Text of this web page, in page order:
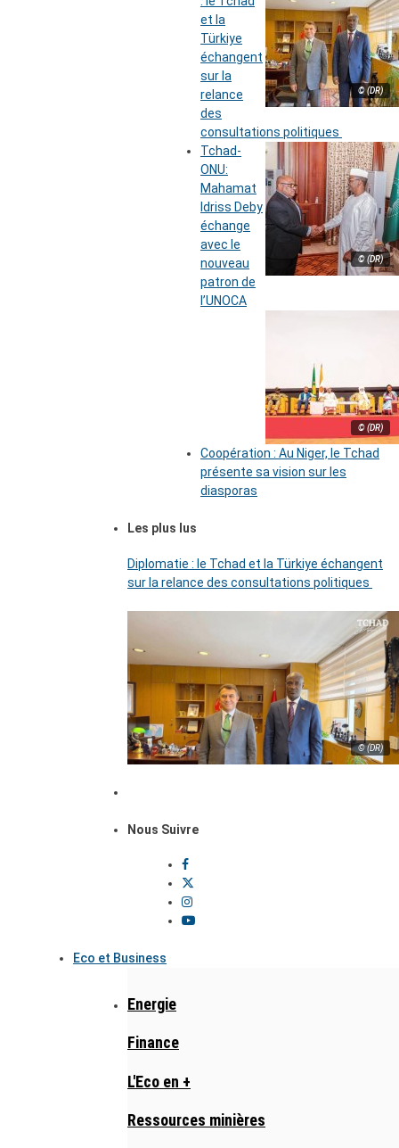
© (DR)
et la
Türkiye
échangent
sur la
relance
des
consultations politiques
© (DR)
Tchad-
ONU:
Mahamat
Idriss Deby
échange
avec le
nouveau
patron de
l’UNOCA
© (DR)
Coopération : Au Niger, le Tchad
présente sa vision sur les
diasporas
Les plus lus
Diplomatie : le Tchad et la Türkiye échangent
sur la relance des consultations politiques
© (DR)
Nous Suivre
Eco et Business
Energie
Finance
L'Eco en +
Ressources minières